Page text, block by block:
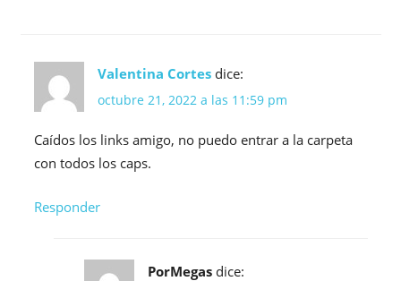
Valentina Cortes dice:
octubre 21, 2022 a las 11:59 pm
Caídos los links amigo, no puedo entrar a la carpeta
con todos los caps.
Responder
PorMegas dice: